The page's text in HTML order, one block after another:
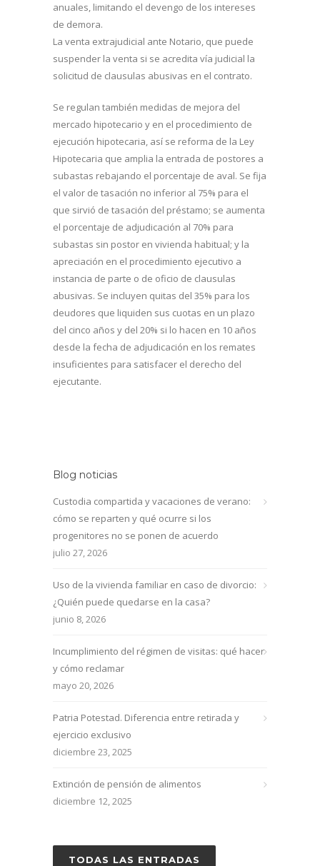
anuales, limitando el devengo de los intereses
de demora.
La venta extrajudicial ante Notario, que puede
suspender la venta si se acredita vía judicial la
solicitud de clausulas abusivas en el contrato.
Se regulan también medidas de mejora del
mercado hipotecario y en el procedimiento de
ejecución hipotecaria, así se reforma de la Ley
Hipotecaria que amplia la entrada de postores a
subastas rebajando el porcentaje de aval. Se fija
el valor de tasación no inferior al 75% para el
que sirvió de tasación del préstamo; se aumenta
el porcentaje de adjudicación al 70% para
subastas sin postor en vivienda habitual; y la
apreciación en el procedimiento ejecutivo a
instancia de parte o de oficio de clausulas
abusivas. Se incluyen quitas del 35% para los
deudores que liquiden sus cuotas en un plazo
del cinco años y del 20% si lo hacen en 10 años
desde la fecha de adjudicación en los remates
insuficientes para satisfacer el derecho del
ejecutante.
Blog noticias
Custodia compartida y vacaciones de verano:
cómo se reparten y qué ocurre si los
progenitores no se ponen de acuerdo
julio 27, 2026
Uso de la vivienda familiar en caso de divorcio:
¿Quién puede quedarse en la casa?
junio 8, 2026
Incumplimiento del régimen de visitas: qué hacer
y cómo reclamar
mayo 20, 2026
Patria Potestad. Diferencia entre retirada y
ejercicio exclusivo
diciembre 23, 2025
Extinción de pensión de alimentos
diciembre 12, 2025
TODAS LAS ENTRADAS